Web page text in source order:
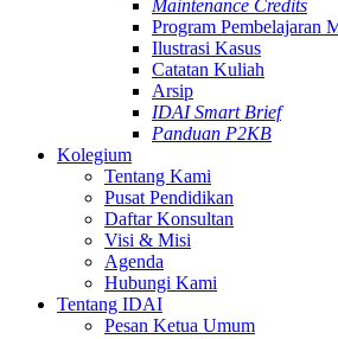
Maintenance Credits
Program Pembelajaran
Ilustrasi Kasus
Catatan Kuliah
Arsip
IDAI Smart Brief
Panduan P2KB
Kolegium
Tentang Kami
Pusat Pendidikan
Daftar Konsultan
Visi & Misi
Agenda
Hubungi Kami
Tentang IDAI
Pesan Ketua Umum